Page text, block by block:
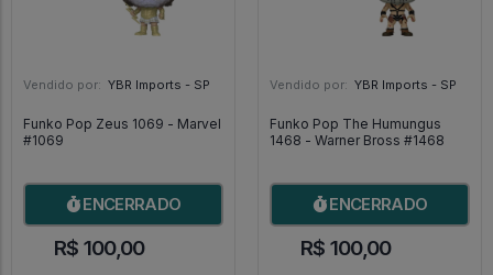
Vendido por: YBR Imports - SP
Funko Pop Zeus 1069 - Marvel
#1069
ENCERRADO
R$ 100,00
Vendido por: YBR Imports - SP
Funko Pop The Humungus
1468 - Warner Bross #1468
ENCERRADO
R$ 100,00